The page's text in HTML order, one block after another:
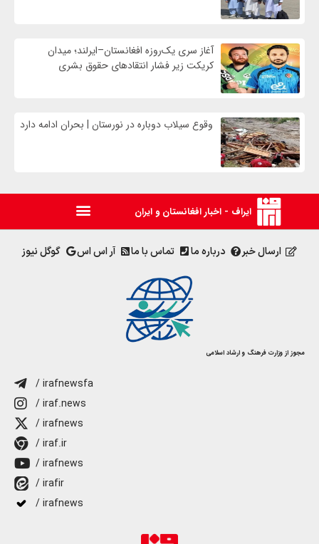
آغاز سری یک‌روزه افغانستان–ایرلند؛ میدان
کریکت زیر فشار انتقادهای حقوق بشری
وقوع سیلاب دوباره در نورستان | بحران ادامه دارد
ایراف - اخبار افغانستان و ایران
ارسال خبر درباره ما تماس با ما آر اس اس گوگل نیوز
مجوز از وزارت فرهنگ و ارشاد اسلامی
/ irafnewsfa
/ iraf.news
/ irafnews
/ iraf.ir
/ irafnews
/ irafir
/ irafnews